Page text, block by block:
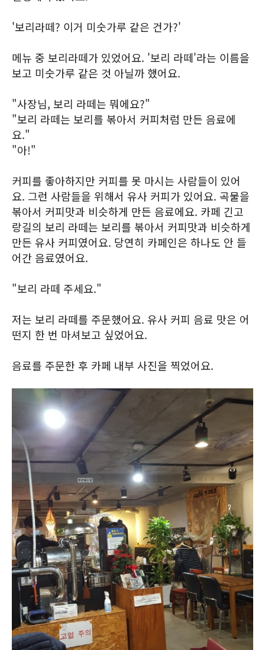
'보리라떼? 이거 미숫가루 같은 건가?'
메뉴 중 보리라떼가 있었어요. '보리 라떼'라는 이름을
보고 미숫가루 같은 것 아닐까 했어요.
"사장님, 보리 라떼는 뭐에요?"
"보리 라떼는 보리를 볶아서 커피처럼 만든 음료에
요."
"아!"
커피를 좋아하지만 커피를 못 마시는 사람들이 있어
요. 그런 사람들을 위해서 유사 커피가 있어요. 곡물을
볶아서 커피맛과 비슷하게 만든 음료에요. 카페 긴고
랑길의 보리 라떼는 보리를 볶아서 커피맛과 비슷하게
만든 유사 커피였어요. 당연히 카페인은 하나도 안 들
어간 음료였어요.
"보리 라떼 주세요."
저는 보리 라떼를 주문했어요. 유사 커피 음료 맛은 어
떤지 한 번 마셔보고 싶었어요.
음료를 주문한 후 카페 내부 사진을 찍었어요.